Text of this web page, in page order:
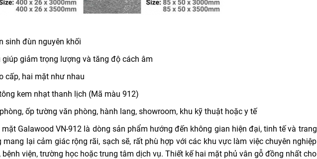
sinh đùn nguyên khối
giúp giảm trọng lượng và tăng độ cách âm
cấp, hai mặt như nhau
kem nhạt thanh lịch (Mã màu 912)
ốp tường văn phòng, hành lang, showroom, khu kỹ thuật hoặc y tế
Galawood VN-912 là dòng sản phẩm hướng đến không gian hiện đại, tinh tế và trang
lại cảm giác rộng rãi, sạch sẽ, rất phù hợp với các khu vực làm việc chuyên nghiệp
viện, trường học hoặc trung tâm dịch vụ. Thiết kế hai mặt phủ vân gỗ đồng nhất cho